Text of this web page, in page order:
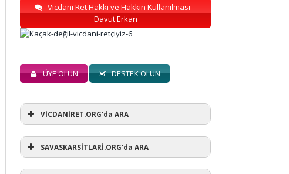
Vicdani Ret Hakkı ve Hakkın Kullanılması –
Davut Erkan
ÜYE OLUN DESTEK OLUN
VİCDANİRET.ORG'da ARA
SAVASKARSİTLARİ.ORG'da ARA